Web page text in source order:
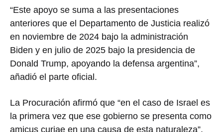
“Este apoyo se suma a las presentaciones
anteriores que el Departamento de Justicia realizó
en noviembre de 2024 bajo la administración
Biden y en julio de 2025 bajo la presidencia de
Donald Trump, apoyando la defensa argentina”,
añadió el parte oficial.
La Procuración afirmó que “en el caso de Israel es
la primera vez que ese gobierno se presenta como
amicus curiae en una causa de esta naturaleza”.